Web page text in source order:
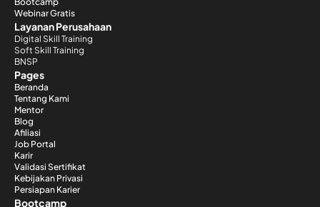
Webinar Gratis
Layanan Perusahaan
Digital Skill Training
Soft Skill Training
BNSP
Pages
Beranda
Tentang Kami
Mentor
Blog
Afiliasi
Job Portal
Karir
Validasi Sertifikat
Kebijakan Privasi
Persiapan Karier
Bootcamp